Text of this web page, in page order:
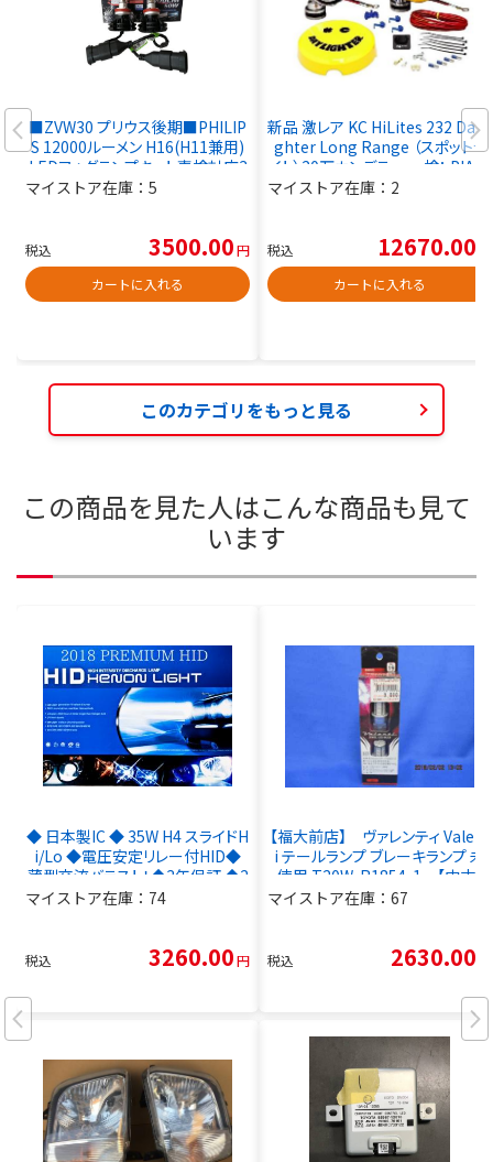
■ZVW30 プリウス後期■PHILIP
S 12000ルーメン H16(H11兼用)
LEDフォグランプキット車検対応3
000K 6500K 8000K■
マイストア在庫： 5
税込 3500.00円
カートに入れる
新品 激レア KC HiLites 232 Dayli
ghter Long Range （スポットラ
イト）20万カンデラ 検： PIAA I
PF CIBIE FJ JEEP ラングラー
マイストア在庫： 2
税込 12670.00
カートに入れる
このカテゴリをもっと見る
この商品を見た人はこんな商品も見て
います
◆ 日本製IC ◆ 35W H4 スライドH
i/Lo ◆電圧安定リレー付HID◆
薄型交流バラスト！◆3年保証 ◆2
個目からは送料無料！◆決済手数
マイストア在庫： 74
税込 3260.00円
【福大前店】 ヴァレンティ Valent
i テールランプ ブレーキランプ 未
使用 T20W-R1854-1 【中古】
マイストア在庫： 67
税込 2630.00